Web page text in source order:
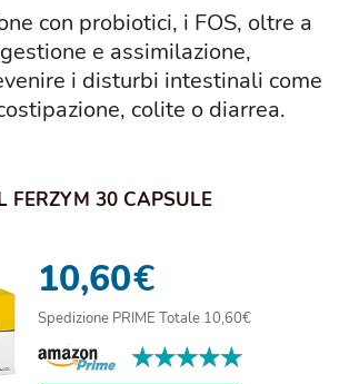
con probiotici, i FOS, oltre a
e assimilazione,
i disturbi intestinali come
colite o diarrea.
FERZYM 30 CAPSULE
10,60€
Spedizione PRIME Totale 10,60€
★★★★★
★★★★★